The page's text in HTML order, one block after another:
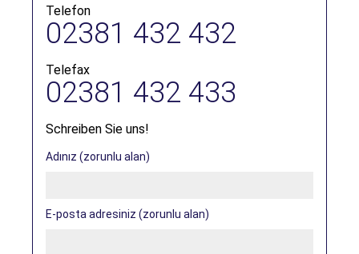
Telefon
02381 432 432
Telefax
02381 432 433
Schreiben Sie uns!
Adınız (zorunlu alan)
E-posta adresiniz (zorunlu alan)